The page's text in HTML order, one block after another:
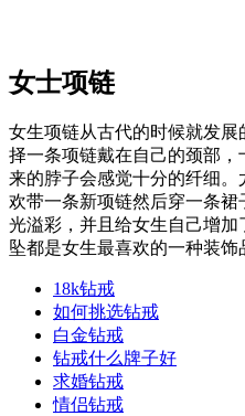
女士项链
女生项链从古代的时候就发
择一条项链戴在自己的颈部
来的脖子会感觉十分的纤细
欢带一条新项链然后穿一条
光溢彩，并且给女生自己增
坠都是女生最喜欢的一种装饰
18k钻戒
如何挑选钻戒
白金钻戒
钻戒什么牌子好
求婚钻戒
情侣钻戒